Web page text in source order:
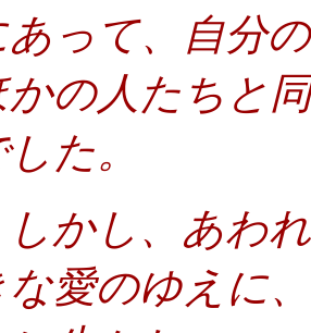
あって、自分
かの人たちと
した。
かし、あわ
な愛のゆえに